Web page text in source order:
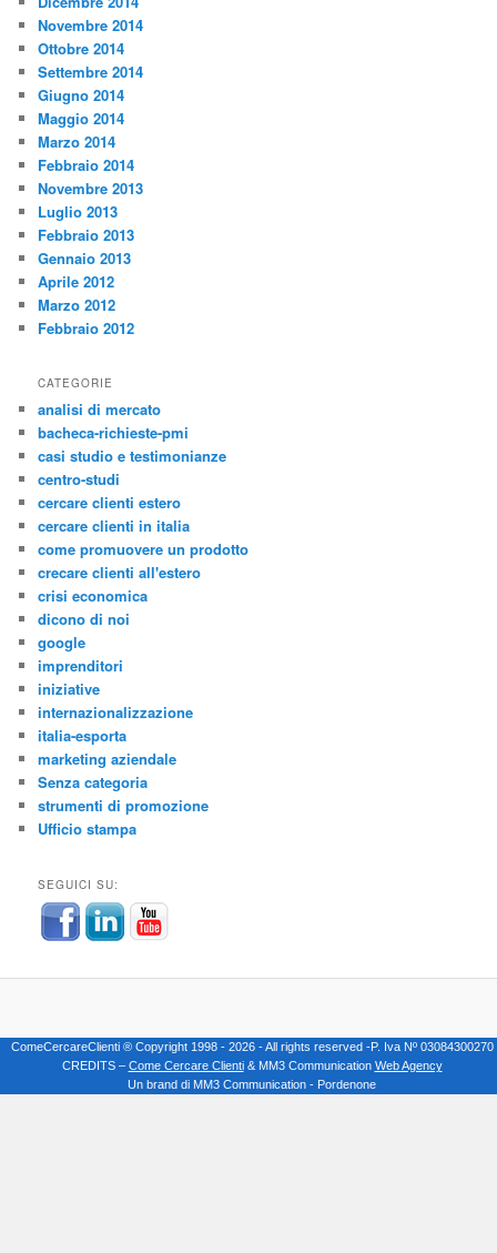
Novembre 2014
Ottobre 2014
Settembre 2014
Giugno 2014
Maggio 2014
Marzo 2014
Febbraio 2014
Novembre 2013
Luglio 2013
Febbraio 2013
Gennaio 2013
Aprile 2012
Marzo 2012
Febbraio 2012
CATEGORIE
analisi di mercato
bacheca-richieste-pmi
casi studio e testimonianze
centro-studi
cercare clienti estero
cercare clienti in italia
come promuovere un prodotto
crecare clienti all'estero
crisi economica
dicono di noi
google
imprenditori
iniziative
internazionalizzazione
italia-esporta
marketing aziendale
Senza categoria
strumenti di promozione
Ufficio stampa
SEGUICI SU:
ComeCercareClienti ® Copyright 1998 - 2026 - All rights reserved -P. Iva Nº 03084300270
CREDITS – Come Cercare Clienti& MM3 Communication Web Agency
Un brand di MM3 Communication - Pordenone